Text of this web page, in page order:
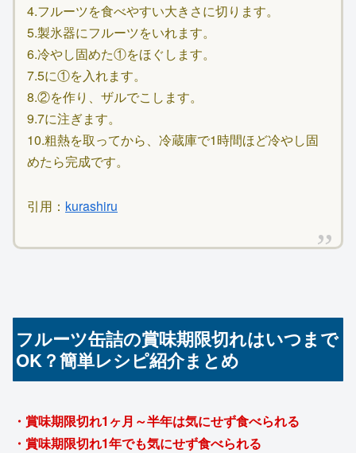
4.フルーツを食べやすい大きさに切ります。
5.製氷器にフルーツをいれます。
6.冷やし固めた①をほぐします。
7.5に①を入れます。
8.②を作り、ザルでこします。
9.7に注ぎます。
10.粗熱を取ってから、冷蔵庫で1時間ほど冷やし固
めたら完成です。
引用： kurashiru
フルーツ缶詰の賞味期限切れはいつまで
OK？簡単レシピ紹介まとめ
・賞味期限切れ1ヶ月～半年は気にせず食べられる
・賞味期限切れ1年でも気にせず食べられる